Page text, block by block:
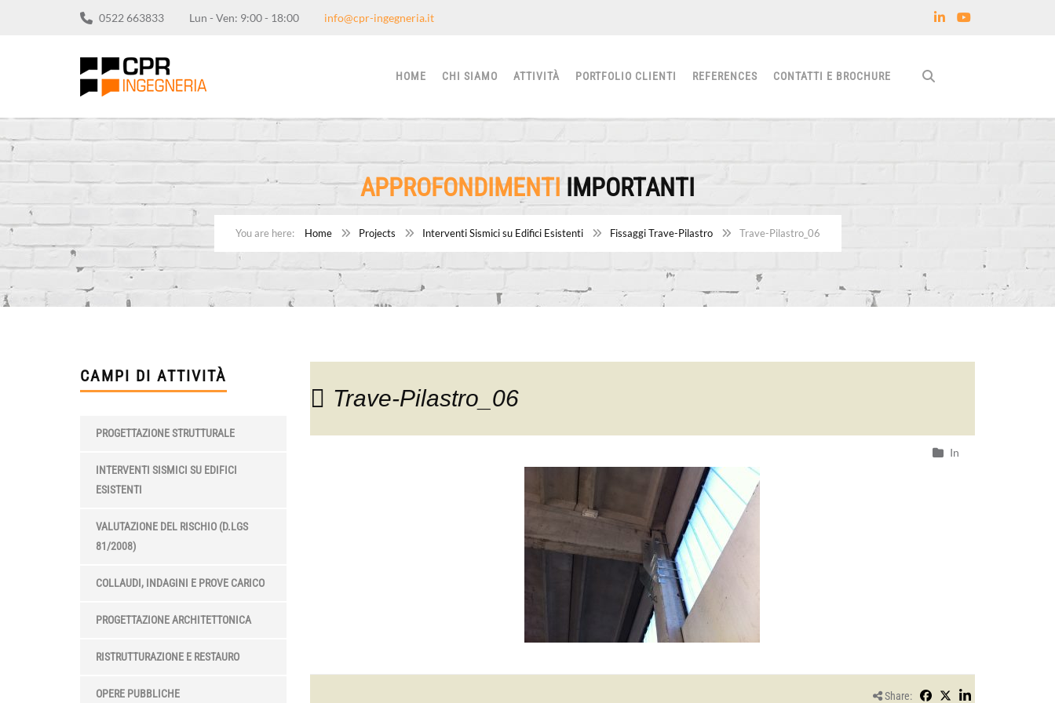
0522 663833 Lun - Ven: 9:00 - 18:00 info@cpr-ingegneria.it
HOME CHI SIAMO ATTIVITÀ PORTFOLIO CLIENTI REFERENCES CONTATTI E BROCHURE
APPROFONDIMENTI IMPORTANTI
Home Projects Interventi Sismici su Edifici Esistenti Fissaggi Trave-Pilastro Trave-Pilastro_06
CAMPI DI ATTIVITÀ
PROGETTAZIONE STRUTTURALE
INTERVENTI SISMICI SU EDIFICI
ESISTENTI
VALUTAZIONE DEL RISCHIO (D.LGS
81/2008)
COLLAUDI, INDAGINI E PROVE CARICO
PROGETTAZIONE ARCHITETTONICA
RISTRUTTURAZIONE E RESTAURO
OPERE PUBBLICHE
Trave-Pilastro_06
In
Share: